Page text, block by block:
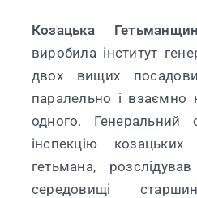
Козацька
виробила інститут
двох вищих
паралельно і взаємно
одного. Генеральний
інспекцію
гетьмана,
середовищі